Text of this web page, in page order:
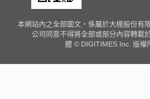
本網站內之全部圖文，係屬於大椽股份有
公司同意不得將全部或部分內容轉載
體 © DIGITIMES Inc. 版權